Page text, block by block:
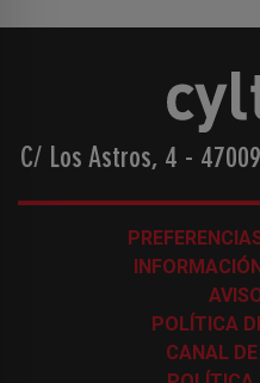
C/ Los Astros, 4 -
POLÍTICA
CANAL